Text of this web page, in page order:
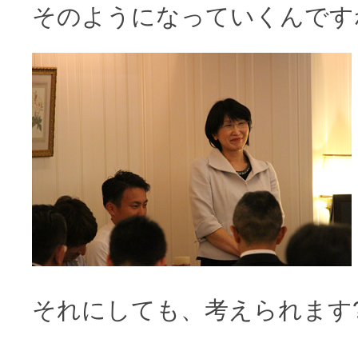
そのようになっていくんで
それにしても、考えられます